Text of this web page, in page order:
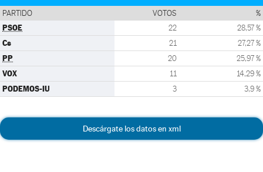
PARTIDO VOTOS %
PSOE 22 28,57 %
Cs 21 27,27 %
PP 20 25,97 %
VOX 11 14,29 %
PODEMOS-IU 3 3,9 %
Descárgate los datos en xml